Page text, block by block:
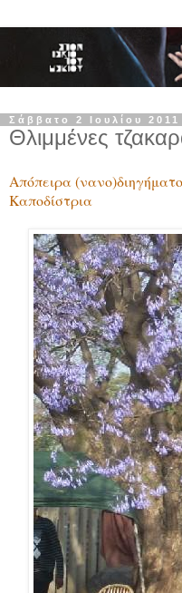
Σάββατο 2 Ιουλίου 2011
Θλιμμένες
Απόπειρα
Καποδίστρια